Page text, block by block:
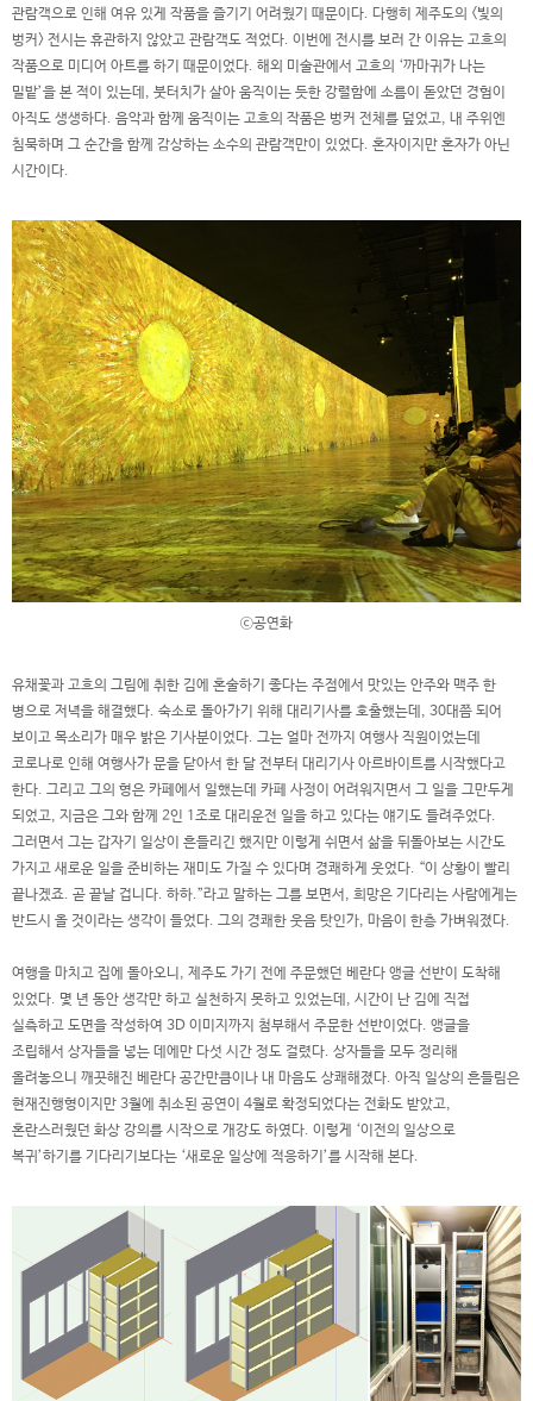
관람객으로 인해 여유 있게 작품을 즐기기 어려웠기 때문이다. 다행히 제주도의 <빛의
벙커> 전시는 휴관하지 않았고 관람객도 적었다. 이번에 전시를 보러 간 이유는 고흐의
작품으로 미디어 아트를 하기 때문이었다. 해외 미술관에서 고흐의 ‘까마귀가 나는
밀밭’을 본 적이 있는데, 붓터치가 살아 움직이는 듯한 강렬함에 소름이 돋았던 경험이
아직도 생생하다. 음악과 함께 움직이는 고흐의 작품은 벙커 전체를 덮었고, 내 주위엔
침묵하며 그 순간을 함께 감상하는 소수의 관람객만이 있었다. 혼자이지만 혼자가 아닌
시간이다.
ⓒ공연화
유채꽃과 고흐의 그림에 취한 김에 혼술하기 좋다는 주점에서 맛있는 안주와 맥주 한
병으로 저녁을 해결했다. 숙소로 돌아가기 위해 대리기사를 호출했는데, 30대쯤 되어
보이고 목소리가 매우 밝은 기사분이었다. 그는 얼마 전까지 여행사 직원이었는데
코로나로 인해 여행사가 문을 닫아서 한 달 전부터 대리기사 아르바이트를 시작했다고
한다. 그리고 그의 형은 카페에서 일했는데 카페 사정이 어려워지면서 그 일을 그만두게
되었고, 지금은 그와 함께 2인 1조로 대리운전 일을 하고 있다는 얘기도 들려주었다.
그러면서 그는 갑자기 일상이 흔들리긴 했지만 이렇게 쉬면서 삶을 뒤돌아보는 시간도
가지고 새로운 일을 준비하는 재미도 가질 수 있다며 경쾌하게 웃었다. “이 상황이 빨리
끝나겠죠. 곧 끝날 겁니다. 하하.”라고 말하는 그를 보면서, 희망은 기다리는 사람에게는
반드시 올 것이라는 생각이 들었다. 그의 경쾌한 웃음 탓인가, 마음이 한층 가벼워졌다.
여행을 마치고 집에 돌아오니, 제주도 가기 전에 주문했던 베란다 앵글 선반이 도착해
있었다. 몇 년 동안 생각만 하고 실천하지 못하고 있었는데, 시간이 난 김에 직접
실측하고 도면을 작성하여 3D 이미지까지 첨부해서 주문한 선반이었다. 앵글을
조립해서 상자들을 넣는 데에만 다섯 시간 정도 걸렸다. 상자들을 모두 정리해
올려놓으니 깨끗해진 베란다 공간만큼이나 내 마음도 상쾌해졌다. 아직 일상의 흔들림은
현재진행형이지만 3월에 취소된 공연이 4월로 확정되었다는 전화도 받았고,
혼란스러웠던 화상 강의를 시작으로 개강도 하였다. 이렇게 ‘이전의 일상으로
복귀’하기를 기다리기보다는 ‘새로운 일상에 적응하기’를 시작해 본다.